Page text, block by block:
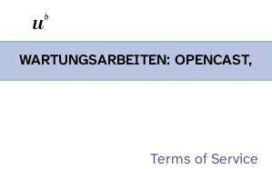
WARTUNGSARBEITEN: OPENCAST,
PODCASTS & TOBIRA
Mi 19. August
Opencast-Videos und Tobira nicht zur
Terms of Service